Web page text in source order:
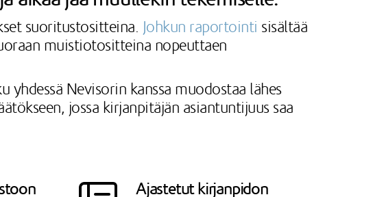
suoritustositteina. Johkun raportointi sisältää
muistiotositteina nopeuttaen
Nevisorin kanssa muodostaa lähes
jossa kirjanpitäjän asiantuntijuus saa
Ajastetut kirjanpidon